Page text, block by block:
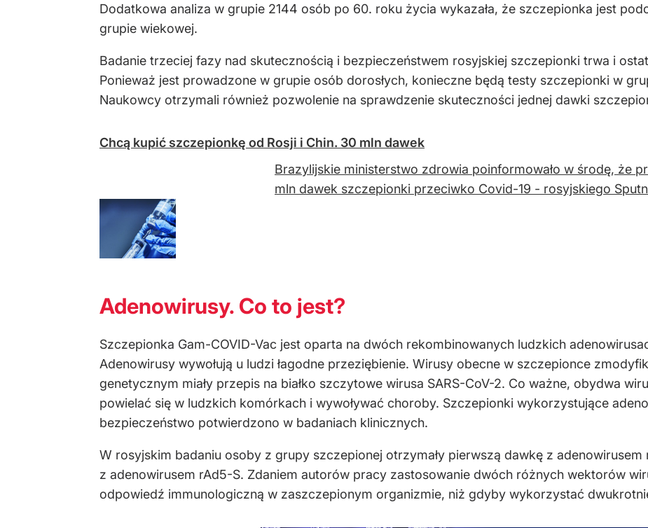
Dodatkowa analiza w grupie 2144 osób po 60. roku życia wykazała, że szczepionka jest
grupie wiekowej.
Badanie trzeciej fazy nad skutecznością i bezpieczeństwem rosyjskiej szczepionki trwa i
Ponieważ jest prowadzone w grupie osób dorosłych, konieczne będą testy szczepionki w
Naukowcy otrzymali również pozwolenie na sprawdzenie skuteczności jednej dawki
Chcą kupić szczepionkę od Rosji i Chin. 30 mln dawek
Brazylijskie ministerstwo zdrowia poinformowało w środę, że
mln dawek szczepionki przeciwko Covid-19 - rosyjskiego
Adenowirusy. Co to jest?
Szczepionka Gam-COVID-Vac jest oparta na dwóch rekombinowanych ludzkich
Adenowirusy wywołują u ludzi łagodne przeziębienie. Wirusy obecne w szczepionce
genetycznym miały przepis na białko szczytowe wirusa SARS-CoV-2. Co ważne, obydwa
powielać się w ludzkich komórkach i wywoływać choroby. Szczepionki wykorzystujące
bezpieczeństwo potwierdzono w badaniach klinicznych.
W rosyjskim badaniu osoby z grupy szczepionej otrzymały pierwszą dawkę z
z adenowirusem rAd5-S. Zdaniem autorów pracy zastosowanie dwóch różnych wektorów
odpowiedź immunologiczną w zaszczepionym organizmie, niż gdyby wykorzystać